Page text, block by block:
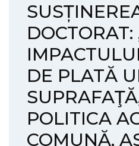
DE PLATĂ
POLITICA
COMUNĂ,